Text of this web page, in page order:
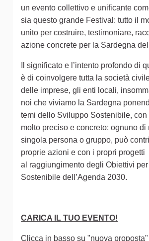
un evento collettivo e unificante
sia questo grande Festival: tutto il
unito per costruire, testimoniare,
azione concrete per la Sardegna
Il significato e l’intento profondo di
è di coinvolgere tutta la società
delle imprese, gli enti locali,
noi che viviamo la Sardegna
temi dello Sviluppo Sostenibile, con
molto preciso e concreto: ognuno di
singola persona o gruppo, può
proprie azioni e con i propri progetti
al raggiungimento degli Obiettivi
Sostenibile dell’Agenda 2030.
CARICA IL TUO EVENTO!
Clicca in basso su "nuova